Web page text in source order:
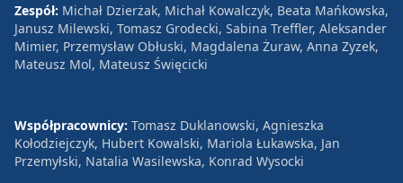
Zespół: Michał Dzierżak, Michał Kowalczyk, Beata Mańkowska,
Janusz Milewski, Tomasz Grodecki, Sabina Treffler, Aleksander
Mimier, Przemysław Obłuski, Magdalena Żuraw, Anna Zyzek,
Mateusz Mol, Mateusz Święcicki
Współpracownicy: Tomasz Duklanowski, Agnieszka
Kołodziejczyk, Hubert Kowalski, Mariola Łukawska, Jan
Przemyłski, Natalia Wasilewska, Konrad Wysocki